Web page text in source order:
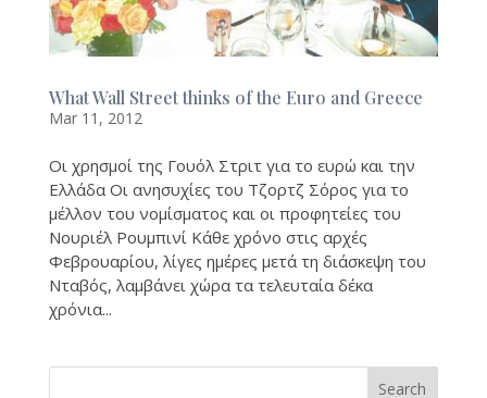
What Wall Street thinks of the Euro and Greece
Mar 11, 2012
Οι χρησμοί της Γουόλ Στριτ για το ευρώ και την
Ελλάδα Οι ανησυχίες του Τζορτζ Σόρος για το
μέλλον του νομίσματος και οι προφητείες του
Νουριέλ Ρουμπινί Κάθε χρόνο στις αρχές
Φεβρουαρίου, λίγες ημέρες μετά τη διάσκεψη του
Νταβός, λαμβάνει χώρα τα τελευταία δέκα
χρόνια...